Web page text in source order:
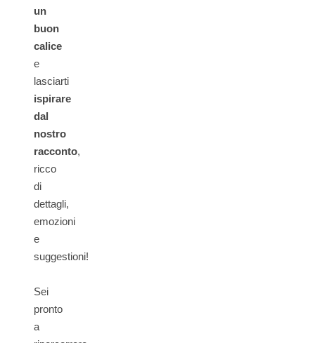
un
buon
calice
e
lasciarti
ispirare
dal
nostro
racconto,
ricco
di
dettagli,
emozioni
e
suggestioni!
Sei
pronto
a